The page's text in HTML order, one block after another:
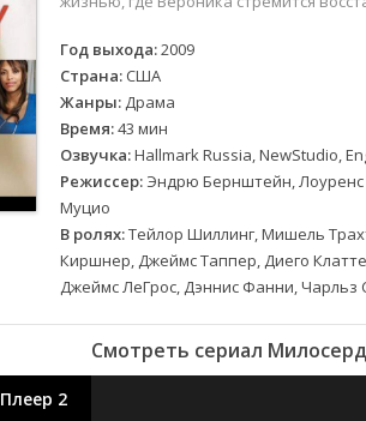
Великобритания
Германия
Корея Южная
Канада
Индия
Франция
Год выхода:2009
Страна: США
Жанры: Драма
Время:43 мин
Озвучка:Hallmark Russia, NewStudio,
Режиссер: Эндрю Бернштейн, Лоуренс
Муцио
В ролях:Тейлор Шиллинг, Мишель
Киршнер, Джеймс Таппер, Диего
Джеймс ЛеГрос, Дэннис Фанни, Чарльз
Смотреть сериал
Плеер 2